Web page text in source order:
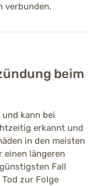
verbunden.
beim
kann bei
erkannt und
in den meisten
einen längeren
Fall
zur Folge